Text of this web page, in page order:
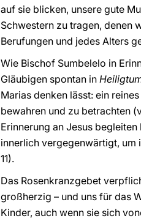
auf sie blicken, unsere gute
Schwestern zu tragen, denen
Berufungen und jedes Alters
Wie Bischof Sumbelelo in
Gläubigen spontan in
Marias denken lässt: ein
bewahren und zu betrachten
Erinnerung an Jesus
innerlich vergegenwärtigt, um
11).
Das Rosenkranzgebet
großherzig – und uns für das
Kinder, auch wenn sie sich